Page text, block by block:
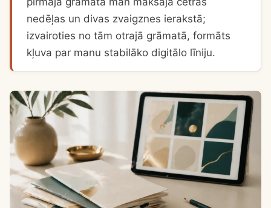
nedēļas un divas zvaigznes ierakstā;
izvairoties no tām otrajā grāmatā, formāts
kļuva par manu stabilāko digitālo līniju.